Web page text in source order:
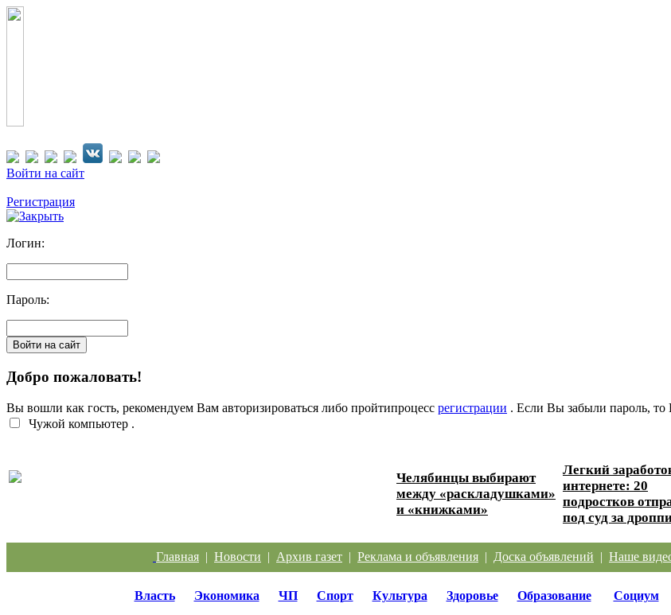
Войти на сайт
Регистрация
Логин:
Пароль:
Добро пожаловать!
Вы вошли как гость, рекомендуем Вам авторизироваться либо пройтипроцесс регистрации . Если Вы забыли пароль, то
Чужой компьютер .
Челябинцы выбирают
между «раскладушками»
и «книжками»
Легкий
интернете: 20
подростков
под суд за
Главная | Новости | Архив газет | Реклама и объявления | Доска объявлений | Наше
Власть Экономика ЧП Спорт Культура Здоровье Образование Социум